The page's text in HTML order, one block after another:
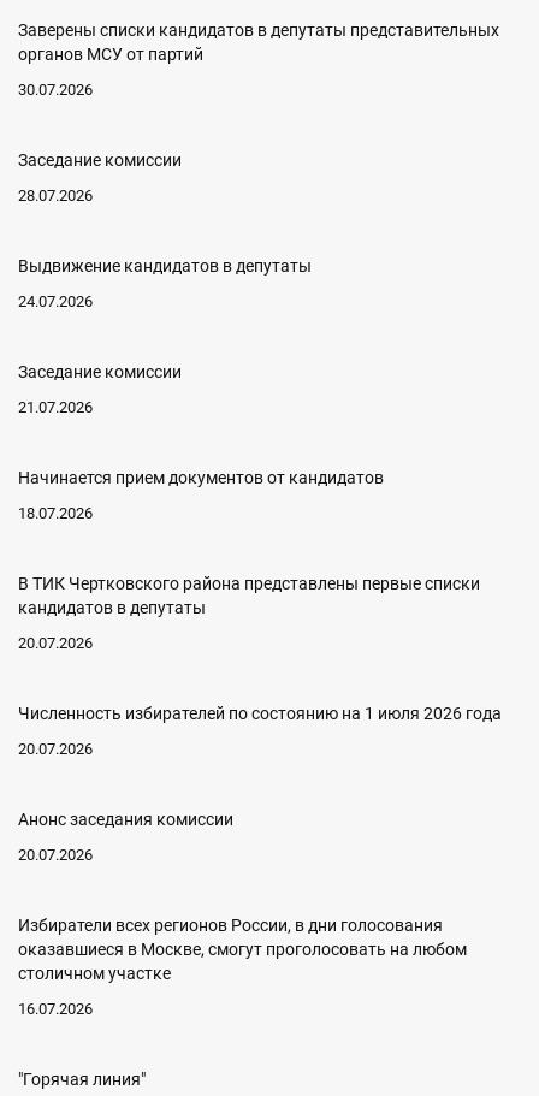
Заверены списки кандидатов в депутаты представительных
органов МСУ от партий
30.07.2026
Заседание комиссии
28.07.2026
Выдвижение кандидатов в депутаты
24.07.2026
Заседание комиссии
21.07.2026
Начинается прием документов от кандидатов
18.07.2026
В ТИК Чертковского района представлены первые списки
кандидатов в депутаты
20.07.2026
Численность избирателей по состоянию на 1 июля 2026 года
20.07.2026
Анонс заседания комиссии
20.07.2026
Избиратели всех регионов России, в дни голосования
оказавшиеся в Москве, смогут проголосовать на любом
столичном участке
16.07.2026
"Горячая линия"